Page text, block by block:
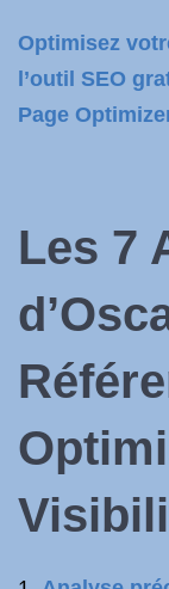
Optimisez
l’outil SEO
Page
Les 7